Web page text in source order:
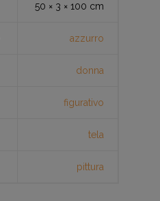
50 × 3 × 100 cm
azzurro
donna
figurativo
tela
pittura